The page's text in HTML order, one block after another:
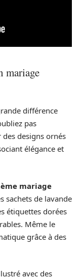
mariage
différence
pas
designs ornés
élégance et
mariage
sachets de lavande
étiquettes dorées
Même le
grâce à des
avec des